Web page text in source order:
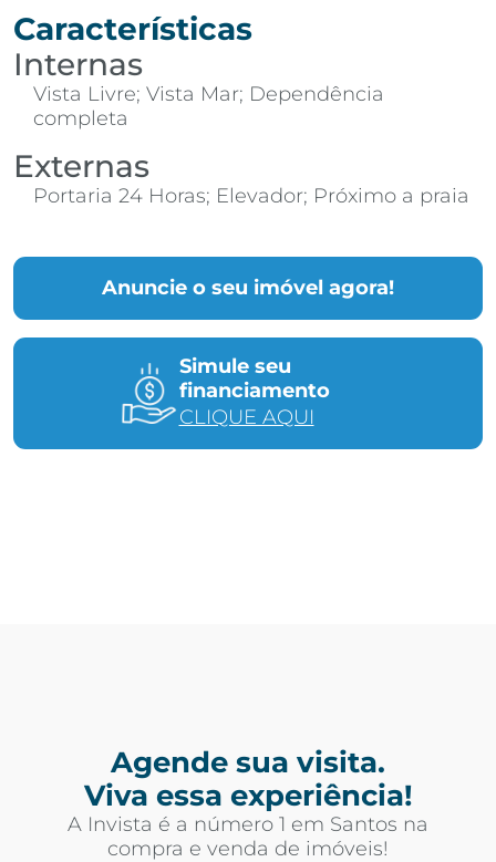
Anuncie o seu imóvel agora!
Simule seu
financiamento
CLIQUE AQUI
Características
Internas
Vista Livre; Vista Mar; Dependência
completa
Externas
Portaria 24 Horas; Elevador; Próximo a praia
Agende sua visita.
Viva essa experiência!
A Invista é a número 1 em Santos na
compra e venda de imóveis!